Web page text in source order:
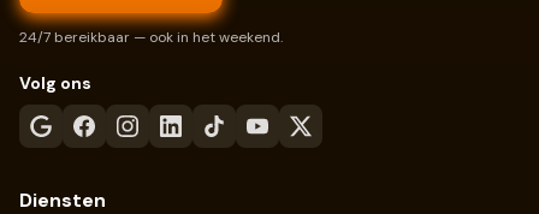
24/7 bereikbaar — ook in het weekend.
Volg ons
Diensten